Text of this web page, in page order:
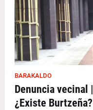
BARAKALDO
Denuncia vecinal |
¿Existe Burtzeña?